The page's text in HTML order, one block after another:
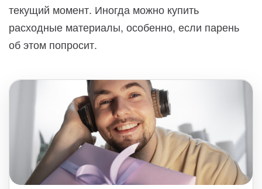
текущий момент. Иногда можно купить
расходные материалы, особенно, если парень
об этом попросит.